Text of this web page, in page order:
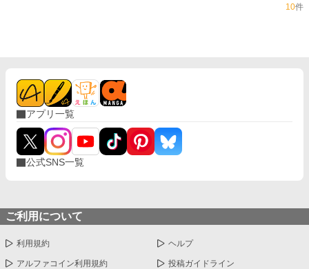
10件
アプリ一覧
公式SNS一覧
ご利用について
利用規約 ヘルプ
アルファコイン利用規約 投稿ガイドライン